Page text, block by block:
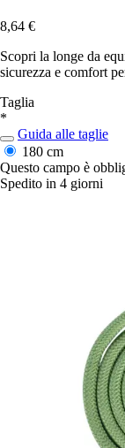
8,64 €
Scopri la longe da
sicurezza e comfort
Taglia
*
Guida alle taglie
180 cm
Questo campo è
Spedito in 4 giorni